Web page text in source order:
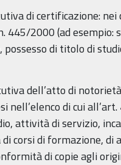
di certificazione:
445/2000 (ad
di titolo di
dell’atto di
nell’elenco di cui
attività di servizio,
corsi di formazione,
di copie agli